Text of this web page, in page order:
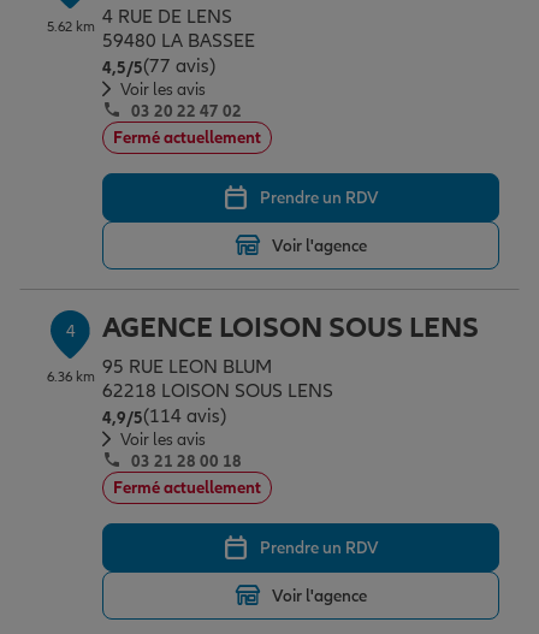
Assurance scolaire
Protection juridique
Tous nos devis d'assurance
5.62 km 4 RUE DE LENS
59480 LA BASSEE
4,5/5Note de 4.5 sur 5
(77 avis)
Voir les avis
03 20 22 47 02
Fermé actuellement
Prendre un RDV
Voir l'agence
4
6.36 km
AGENCE LOISON SOUS LENS
95 RUE LEON BLUM
62218 LOISON SOUS LENS
4,9/5Note de 4.9 sur 5
(114 avis)
Voir les avis
03 21 28 00 18
Fermé actuellement
Prendre un RDV
Voir l'agence